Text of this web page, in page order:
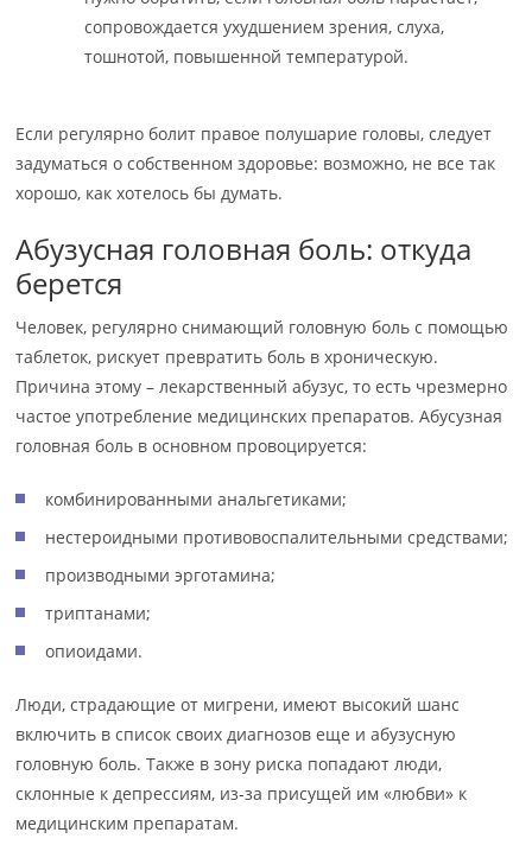
сопровождается ухудшением зрения, слуха,
тошнотой, повышенной температурой.
Если регулярно болит правое полушарие головы, следует
задуматься о собственном здоровье: возможно, не все так
хорошо, как хотелось бы думать.
Абузусная головная боль: откуда
берется
Человек, регулярно снимающий головную боль с помощью
таблеток, рискует превратить боль в хроническую.
Причина этому – лекарственный абузус, то есть чрезмерно
частое употребление медицинских препаратов. Абусузная
головная боль в основном провоцируется:
комбинированными анальгетиками;
нестероидными противовоспалительными средствами;
производными эрготамина;
триптанами;
опиоидами.
Люди, страдающие от мигрени, имеют высокий шанс
включить в список своих диагнозов еще и абузусную
головную боль. Также в зону риска попадают люди,
склонные к депрессиям, из-за присущей им «любви» к
медицинским препаратам.